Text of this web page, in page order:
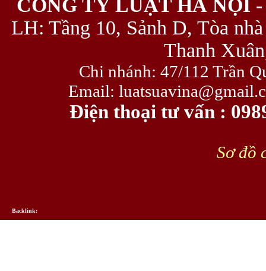
CÔNG TY LUẬT HÀ NỘI
LH: Tầng 10, Sảnh D, Tòa
Thanh
Chi nhánh: 47/112 Trần
Email:
Điện thoại tư vấn :
Sơ đồ
Backlink: